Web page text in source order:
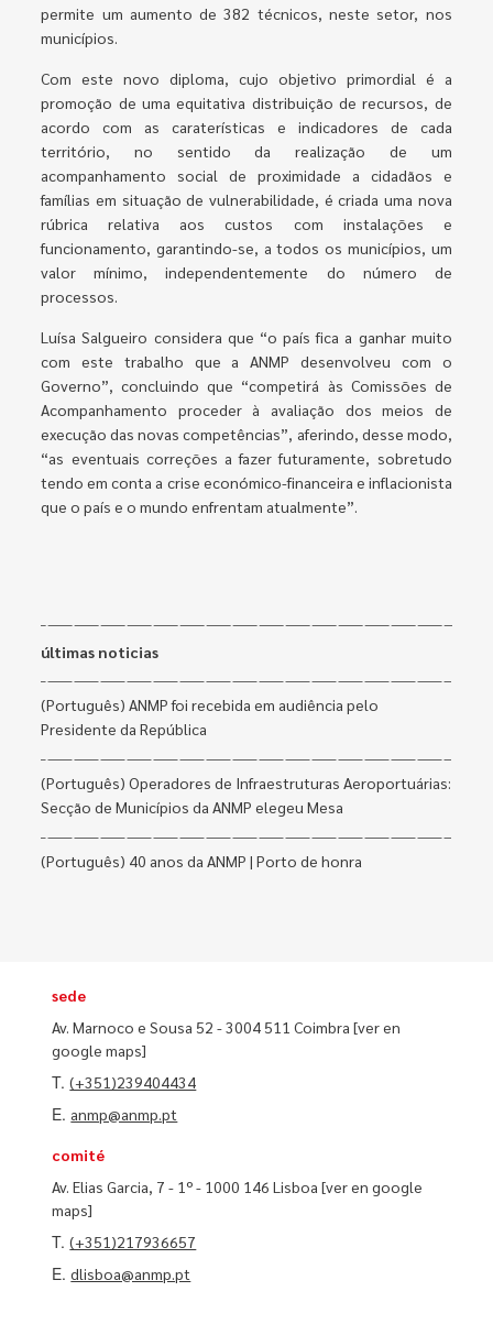
permite um aumento de 382 técnicos, neste setor, nos
municípios.
Com este novo diploma, cujo objetivo primordial é a
promoção de uma equitativa distribuição de recursos, de
acordo com as caraterísticas e indicadores de cada
território, no sentido da realização de um
acompanhamento social de proximidade a cidadãos e
famílias em situação de vulnerabilidade, é criada uma nova
rúbrica relativa aos custos com instalações e
funcionamento, garantindo-se, a todos os municípios, um
valor mínimo, independentemente do número de
processos.
Luísa Salgueiro considera que “o país fica a ganhar muito
com este trabalho que a ANMP desenvolveu com o
Governo”, concluindo que “competirá às Comissões de
Acompanhamento proceder à avaliação dos meios de
execução das novas competências”, aferindo, desse modo,
“as eventuais correções a fazer futuramente, sobretudo
tendo em conta a crise económico-financeira e inflacionista
que o país e o mundo enfrentam atualmente”.
últimas noticias
(Português) ANMP foi recebida em audiência pelo
Presidente da República
(Português) Operadores de Infraestruturas Aeroportuárias:
Secção de Municípios da ANMP elegeu Mesa
(Português) 40 anos da ANMP | Porto de honra
sede
Av. Marnoco e Sousa 52 - 3004 511 Coimbra[ver en
google maps]
T.(+351)239404434
E. anmp@anmp.pt
comité
Av. Elias Garcia, 7 - 1º - 1000 146 Lisboa[ver en google
maps]
T.(+351)217936657
E.dlisboa@anmp.pt